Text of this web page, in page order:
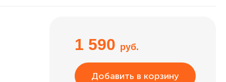
1 590 руб.
Добавить в корзину